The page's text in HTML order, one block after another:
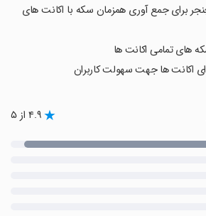
برای جمع آوری همزمان سکه با اکانت های
های تمامی اکانت ها
اکانت ها جهت سهولت کاربران
۴.۹ از ۵